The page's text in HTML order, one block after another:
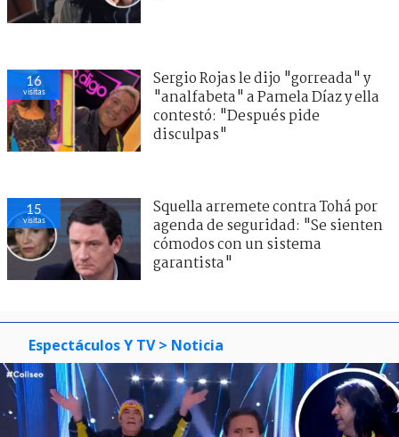
16
visitas
Sergio Rojas le dijo "gorreada" y
"analfabeta" a Pamela Díaz y ella
contestó: "Después pide
disculpas"
15
visitas
Squella arremete contra Tohá por
agenda de seguridad: "Se sienten
cómodos con un sistema
garantista"
Espectáculos Y TV > Noticia